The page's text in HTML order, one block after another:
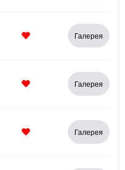
Галерея
Галерея
Галерея